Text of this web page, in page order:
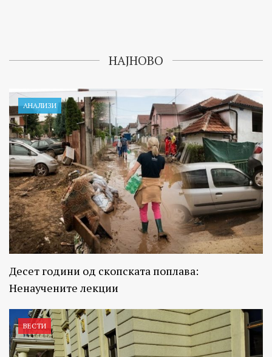
НАЈНОВО
АНАЛИЗИ
Десет години од скопската поплава:
Ненаучените лекции
ВЕСТИ